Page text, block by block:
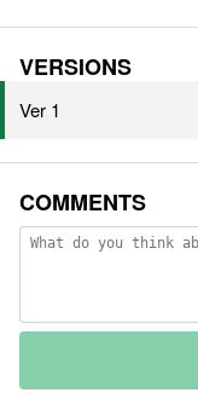
VERSIONS
Ver 1
COMMENTS